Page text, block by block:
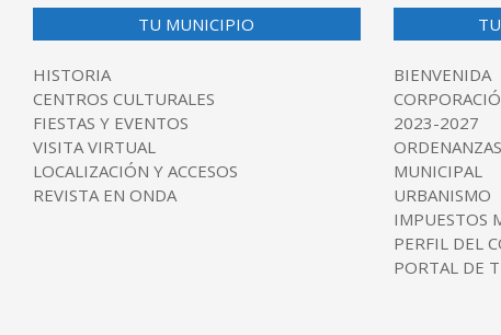
TU MUNICIPIO
HISTORIA
CENTROS CULTURALES
FIESTAS Y EVENTOS
VISITA VIRTUAL
LOCALIZACIÓN Y ACCESOS
REVISTA EN ONDA
BIENVENIDA
2023-2027
MUNICIPAL
URBANISMO
IMPUESTOS
PERFIL DEL
PORTAL DE